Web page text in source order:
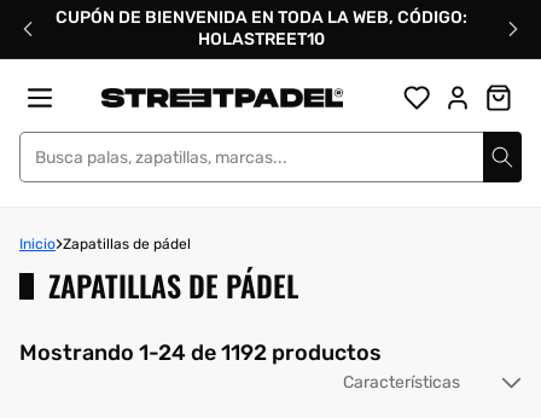
directamente
CUPÓN DE BIENVENIDA EN TODA LA WEB, CÓDIGO:
HOLASTREET10
Street Padel
Inicio Zapatillas de pádel
ZAPATILLAS DE PÁDEL
Mostrando 1-24 de 1192 productos